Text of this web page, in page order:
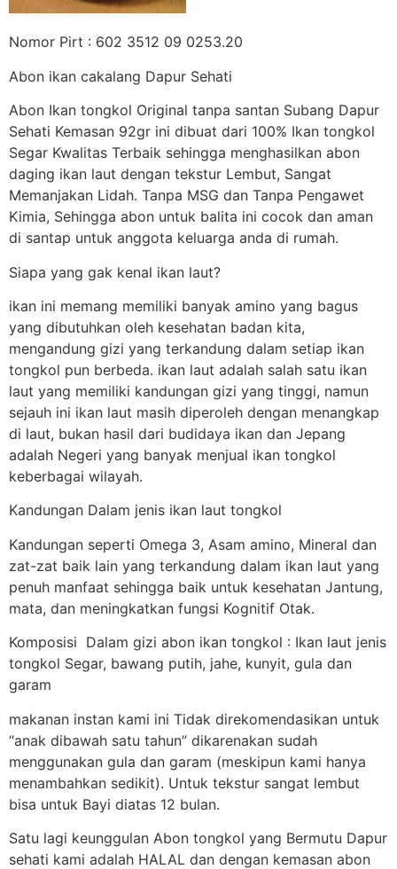
Nomor Pirt : 602 3512 09 0253.20
Abon ikan cakalang Dapur Sehati
Abon Ikan tongkol Original tanpa santan Subang Dapur
Sehati Kemasan 92gr ini dibuat dari 100% Ikan tongkol
Segar Kwalitas Terbaik sehingga menghasilkan abon
daging ikan laut dengan tekstur Lembut, Sangat
Memanjakan Lidah. Tanpa MSG dan Tanpa Pengawet
Kimia, Sehingga abon untuk balita ini cocok dan aman
di santap untuk anggota keluarga anda di rumah.
Siapa yang gak kenal ikan laut?
ikan ini memang memiliki banyak amino yang bagus
yang dibutuhkan oleh kesehatan badan kita,
mengandung gizi yang terkandung dalam setiap ikan
tongkol pun berbeda. ikan laut adalah salah satu ikan
laut yang memiliki kandungan gizi yang tinggi, namun
sejauh ini ikan laut masih diperoleh dengan menangkap
di laut, bukan hasil dari budidaya ikan dan Jepang
adalah Negeri yang banyak menjual ikan tongkol
keberbagai wilayah.
Kandungan Dalam jenis ikan laut tongkol
Kandungan seperti Omega 3, Asam amino, Mineral dan
zat-zat baik lain yang terkandung dalam ikan laut yang
penuh manfaat sehingga baik untuk kesehatan Jantung,
mata, dan meningkatkan fungsi Kognitif Otak.
Komposisi Dalam gizi abon ikan tongkol : Ikan laut jenis
tongkol Segar, bawang putih, jahe, kunyit, gula dan
garam
makanan instan kami ini Tidak direkomendasikan untuk
“anak dibawah satu tahun” dikarenakan sudah
menggunakan gula dan garam (meskipun kami hanya
menambahkan sedikit). Untuk tekstur sangat lembut
bisa untuk Bayi diatas 12 bulan.
Satu lagi keunggulan Abon tongkol yang Bermutu Dapur
sehati kami adalah HALAL dan dengan kemasan abon